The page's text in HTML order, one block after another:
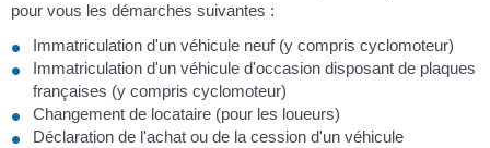
pour vous les démarches suivantes :
Immatriculation d'un véhicule neuf (y compris cyclomoteur)
Immatriculation d'un véhicule d'occasion disposant de plaques
françaises (y compris cyclomoteur)
Changement de locataire (pour les loueurs)
Déclaration de l'achat ou de la cession d'un véhicule